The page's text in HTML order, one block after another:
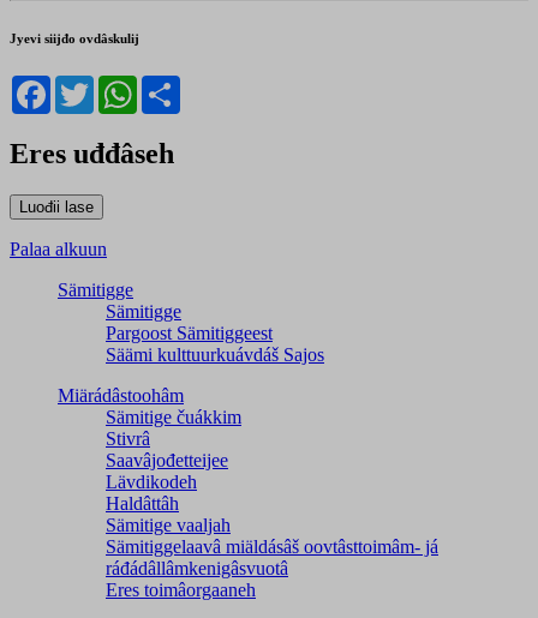
Jyevi siijđo ovdâskulij
Facebook
TwitterWhatsApp
Eres uđđâseh
Palaa alkuun
Sämitigge
Sämitigge
Pargoost Sämitiggeest
Säämi kulttuurkuávdáš Sajos
Miärádâstoohâm
Sämitige čuákkim
Stivrâ
Saavâjođetteijee
Lävdikodeh
Haldâttâh
Sämitige vaaljah
Sämitiggelaavâ miäldásâš oovtâsttoimâm- já
ráđádâllâmkenigâsvuotâ
Eres toimâorgaaneh